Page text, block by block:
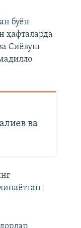
буён
ҳафталарда
Сиёвуш
ва